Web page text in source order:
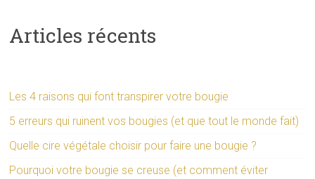
Articles récents
Les 4 raisons qui font transpirer votre bougie
5 erreurs qui ruinent vos bougies (et que tout le monde fait)
Quelle cire végétale choisir pour faire une bougie ?
Pourquoi votre bougie se creuse (et comment éviter